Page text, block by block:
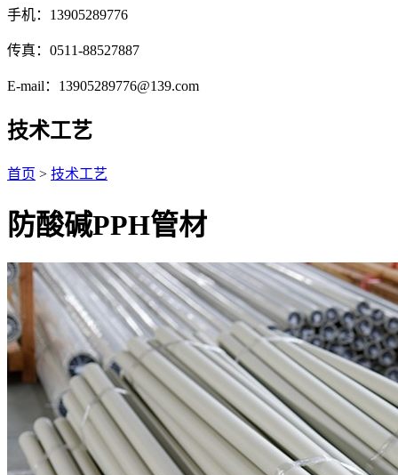
手机：13905289776
传真：0511-88527887
E-mail：13905289776@139.com
技术工艺
首页 > 技术工艺
防酸碱PPH管材